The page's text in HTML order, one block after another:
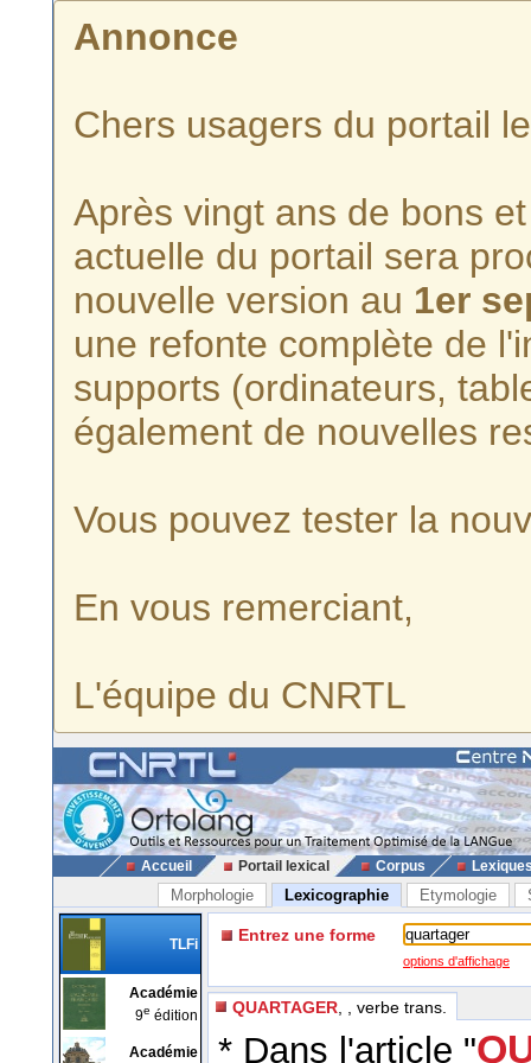
Annonce
Chers usagers du portail
Après vingt ans de bons
actuelle du portail sera
nouvelle version au 1er
une refonte complète de
supports (ordinateurs,
également de nouvelles
Vous pouvez tester la
En vous remerciant,
L'équipe du CNRTL
Accueil Portail lexical Corpus
Morphologie Lexicographie Etymologie
TLFi
Académie
9e édition
Académie
Entrez une forme
options d'affichage
QUARTAGER , , verbe trans.
* Dans l'article "